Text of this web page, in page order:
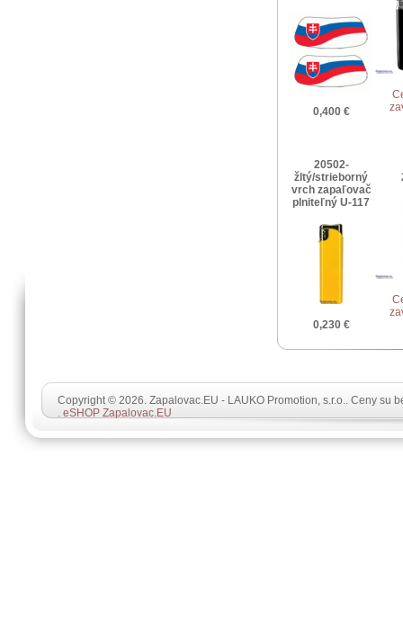
0,400 €
20502-
žltý/strieborný
vrch zapaľovač
plniteľný U-117
0,230 €
Copyright © 2026. Zapalovac.EU - LAUKO Promotion, s.r.o.. Ceny su
. eSHOP Zapalovac.EU